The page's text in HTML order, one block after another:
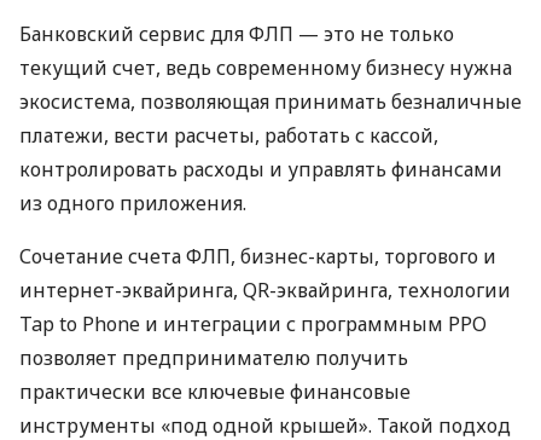
Банковский сервис для ФЛП — это не только
текущий счет, ведь современному бизнесу нужна
экосистема, позволяющая принимать безналичные
платежи, вести расчеты, работать с кассой,
контролировать расходы и управлять финансами
из одного приложения.
Сочетание счета ФЛП, бизнес-карты, торгового и
интернет-эквайринга, QR-эквайринга, технологии
Tap to Phone и интеграции с программным РРО
позволяет предпринимателю получить
практически все ключевые финансовые
инструменты «под одной крышей». Такой подход